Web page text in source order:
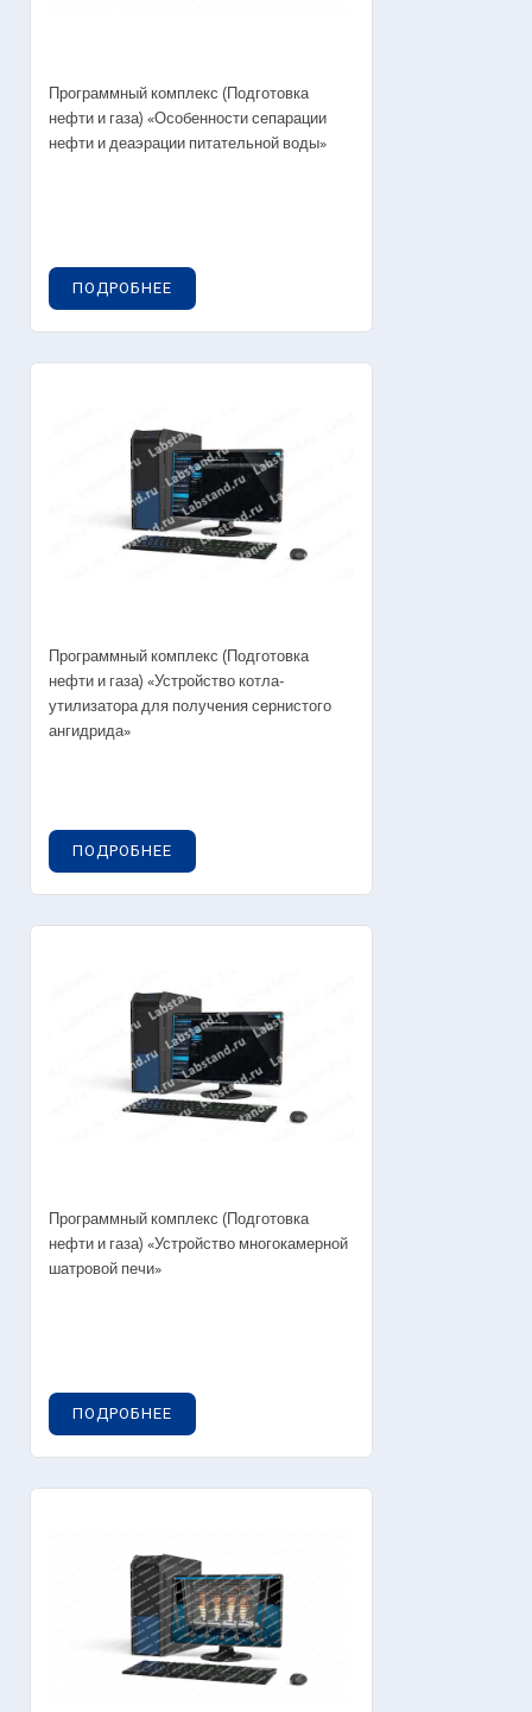
Программный комплекс (Подготовка
нефти и газа) «Особенности сепарации
нефти и деаэрации питательной воды»
ПОДРОБНЕЕ
Программный комплекс (Подготовка
нефти и газа) «Устройство котла-
утилизатора для получения сернистого
ангидрида»
ПОДРОБНЕЕ
Программный комплекс (Подготовка
нефти и газа) «Устройство многокамерной
шатровой печи»
ПОДРОБНЕЕ